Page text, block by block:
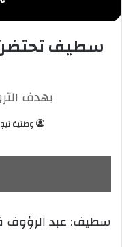
سطيف تحتضن
بهدف
وطنية
سطيف: عبد الرؤوف